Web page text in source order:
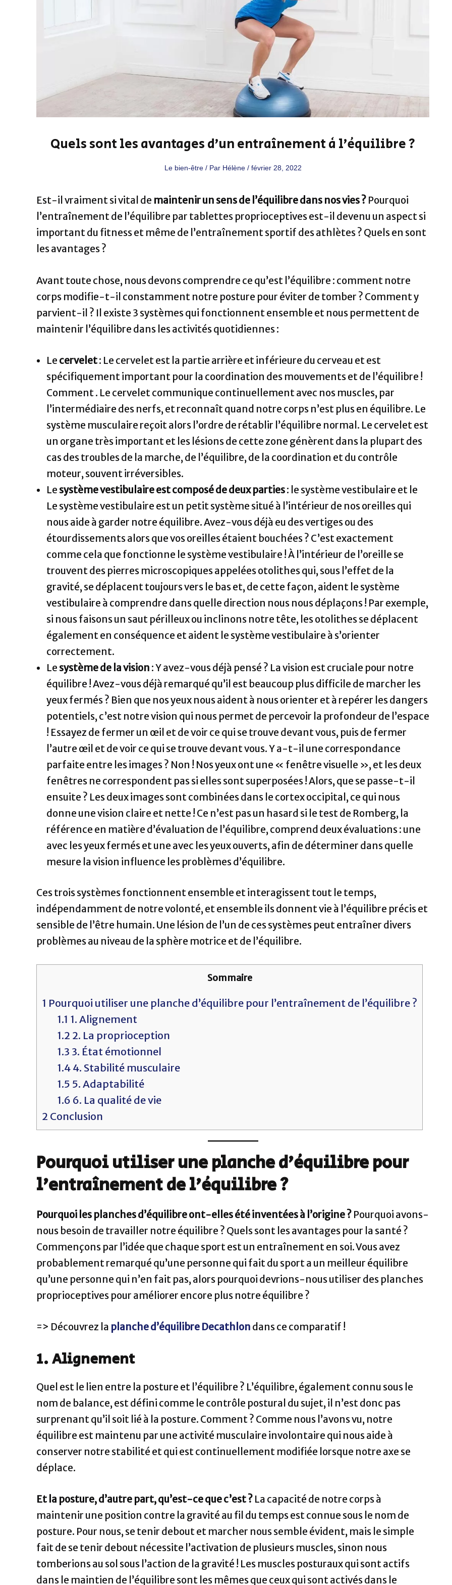
Quels sont les avantages d’un entraînement à l’équilibre ?
Le bien-être/ Par Hélène / février 28, 2022
Est-il vraiment si vital de maintenir un sens de l’équilibre dans nos vies ? Pourquoi
l’entraînement de l’équilibre par tablettes proprioceptives est-il devenu un aspect si
important du fitness et même de l’entraînement sportif des athlètes ? Quels en sont
les avantages ?
Avant toute chose, nous devons comprendre ce qu’est l’équilibre : comment notre
corps modifie-t-il constamment notre posture pour éviter de tomber ? Comment y
parvient-il ? Il existe 3 systèmes qui fonctionnent ensemble et nous permettent de
maintenir l’équilibre dans les activités quotidiennes :
Le cervelet: Le cervelet est la partie arrière et inférieure du cerveau et est
spécifiquement important pour la coordination des mouvements et de l’équilibre !
Comment . Le cervelet communique continuellement avec nos muscles, par
l’intermédiaire des nerfs, et reconnaît quand notre corps n’est plus en équilibre. Le
système musculaire reçoit alors l’ordre de rétablir l’équilibre normal. Le cervelet est
un organe très important et les lésions de cette zone génèrent dans la plupart des
cas des troubles de la marche, de l’équilibre, de la coordination et du contrôle
moteur, souvent irréversibles.
Le système vestibulaire est composé de deux parties: le système vestibulaire et le
Le système vestibulaire est un petit système situé à l’intérieur de nos oreilles qui
nous aide à garder notre équilibre. Avez-vous déjà eu des vertiges ou des
étourdissements alors que vos oreilles étaient bouchées ? C’est exactement
comme cela que fonctionne le système vestibulaire ! À l’intérieur de l’oreille se
trouvent des pierres microscopiques appelées otolithes qui, sous l’effet de la
gravité, se déplacent toujours vers le bas et, de cette façon, aident le système
vestibulaire à comprendre dans quelle direction nous nous déplaçons ! Par exemple,
si nous faisons un saut périlleux ou inclinons notre tête, les otolithes se déplacent
également en conséquence et aident le système vestibulaire à s’orienter
correctement.
Le système de la vision : Y avez-vous déjà pensé ? La vision est cruciale pour notre
équilibre ! Avez-vous déjà remarqué qu’il est beaucoup plus difficile de marcher les
yeux fermés ? Bien que nos yeux nous aident à nous orienter et à repérer les dangers
potentiels, c’est notre vision qui nous permet de percevoir la profondeur de l’espace
! Essayez de fermer un œil et de voir ce qui se trouve devant vous, puis de fermer
l’autre œil et de voir ce qui se trouve devant vous. Y a-t-il une correspondance
parfaite entre les images ? Non ! Nos yeux ont une « fenêtre visuelle », et les deux
fenêtres ne correspondent pas si elles sont superposées ! Alors, que se passe-t-il
ensuite ? Les deux images sont combinées dans le cortex occipital, ce qui nous
donne une vision claire et nette ! Ce n’est pas un hasard si le test de Romberg, la
référence en matière d’évaluation de l’équilibre, comprend deux évaluations : une
avec les yeux fermés et une avec les yeux ouverts, afin de déterminer dans quelle
mesure la vision influence les problèmes d’équilibre.
Ces trois systèmes fonctionnent ensemble et interagissent tout le temps,
indépendamment de notre volonté, et ensemble ils donnent vie à l’équilibre précis et
sensible de l’être humain. Une lésion de l’un de ces systèmes peut entraîner divers
problèmes au niveau de la sphère motrice et de l’équilibre.
Sommaire
1 Pourquoi utiliser une planche d’équilibre pour l’entraînement de l’équilibre ?
1.1 1. Alignement
1.2 2. La proprioception
1.3 3. État émotionnel
1.4 4. Stabilité musculaire
1.5 5. Adaptabilité
1.6 6. La qualité de vie
2 Conclusion
Pourquoi utiliser une planche d’équilibre pour
l’entraînement de l’équilibre ?
Pourquoi les planches d’équilibre ont-elles été inventées à l’origine ? Pourquoi avons-
nous besoin de travailler notre équilibre ? Quels sont les avantages pour la santé ?
Commençons par l’idée que chaque sport est un entraînement en soi. Vous avez
probablement remarqué qu’une personne qui fait du sport a un meilleur équilibre
qu’une personne qui n’en fait pas, alors pourquoi devrions-nous utiliser des planches
proprioceptives pour améliorer encore plus notre équilibre ?
=> Découvrez la planche d’équilibre Decathlon dans ce comparatif !
1. Alignement
Quel est le lien entre la posture et l’équilibre ? L’équilibre, également connu sous le
nom de balance, est défini comme le contrôle postural du sujet, il n’est donc pas
surprenant qu’il soit lié à la posture. Comment ? Comme nous l’avons vu, notre
équilibre est maintenu par une activité musculaire involontaire qui nous aide à
conserver notre stabilité et qui est continuellement modifiée lorsque notre axe se
déplace.
Et la posture, d’autre part, qu’est-ce que c’est ? La capacité de notre corps à
maintenir une position contre la gravité au fil du temps est connue sous le nom de
posture. Pour nous, se tenir debout et marcher nous semble évident, mais le simple
fait de se tenir debout nécessite l’activation de plusieurs muscles, sinon nous
tomberions au sol sous l’action de la gravité ! Les muscles posturaux qui sont actifs
dans le maintien de l’équilibre sont les mêmes que ceux qui sont activés dans le